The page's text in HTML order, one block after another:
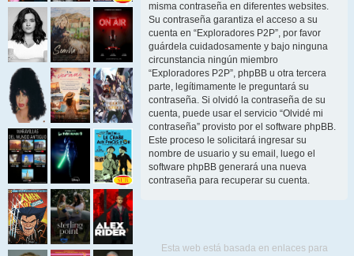
misma contraseña en diferentes websites.
Su contraseña garantiza el acceso a su
cuenta en “Exploradores P2P”, por favor
guárdela cuidadosamente y bajo ninguna
circunstancia ningún miembro
“Exploradores P2P”, phpBB u otra tercera
parte, legítimamente le preguntará su
contraseña. Si olvidó la contraseña de su
cuenta, puede usar el servicio “Olvidé mi
contraseña” provisto por el software phpBB.
Este proceso le solicitará ingresar su
nombre de usuario y su email, luego el
software phpBB generará una nueva
contraseña para recuperar su cuenta.
Esta web está basada en enlaces para